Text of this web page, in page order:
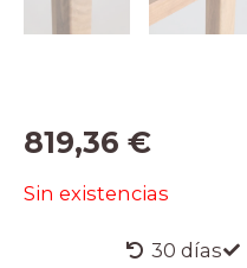
819,36 €
Sin existencias
30 días